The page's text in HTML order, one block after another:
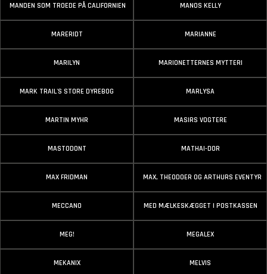
MANDEN SOM TROEDE PÅ CALIFORNIEN MANOS KELLY
MARERIDT MARIANNE
MARILYN MARIONETTERNES MYTTERI
MARK TRAIL'S STORE DYREBOG MARLYSA
MARTIN MYHR MASIRS VOGTERE
MASTODONT MATHAI-DOR
MAX FRIDMAN MAX, THEODOER OG ARTHURS EVENTYR
MECCANO MED MÆLKESKÆGGET I POSTKASSEN
MEG! MEGALEX
MEKANIX MELVIS